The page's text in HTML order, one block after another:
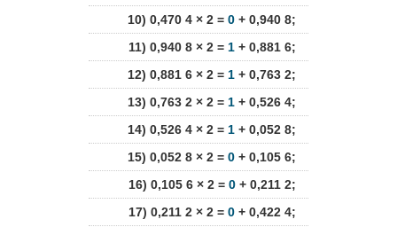
10) 0,470 4 × 2 = 0 + 0,940 8;
11) 0,940 8 × 2 = 1 + 0,881 6;
12) 0,881 6 × 2 = 1 + 0,763 2;
13) 0,763 2 × 2 = 1 + 0,526 4;
14) 0,526 4 × 2 = 1 + 0,052 8;
15) 0,052 8 × 2 = 0 + 0,105 6;
16) 0,105 6 × 2 = 0 + 0,211 2;
17) 0,211 2 × 2 = 0 + 0,422 4;